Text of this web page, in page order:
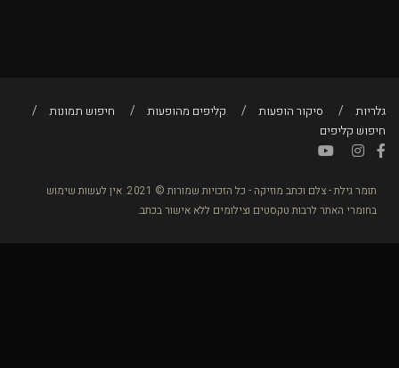
גלריות סיקור הופעות קליפים מהופעות
חיפוש תמונות
חיפוש קליפים
תומר גילת - צלם וכתב מוזיקה - כל הזכויות שמורות © 2021. אין לעשות שימוש
בחומרי האתר לרבות טקסטים וצילומים ללא אישור בכתב.